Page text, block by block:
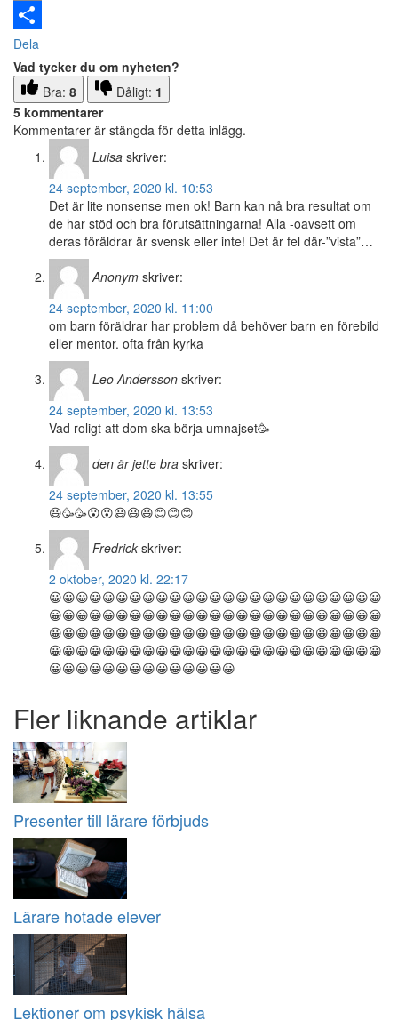
Email
Dela
Vad tycker du om nyheten?
Bra: 8 Dåligt: 1
5 kommentarer
Kommentarer är stängda för detta inlägg.
Luisa skriver:
24 september, 2020 kl. 10:53
Det är lite nonsense men ok! Barn kan nå bra resultat om
de har stöd och bra förutsättningarna! Alla -oavsett om
deras föräldrar är svensk eller inte! Det är fel där-”vista”…
Anonym skriver:
24 september, 2020 kl. 11:00
om barn föräldrar har problem då behöver barn en förebild
eller mentor. ofta från kyrka
Leo Andersson skriver:
24 september, 2020 kl. 13:53
Vad roligt att dom ska börja umnajset🥳
den är jette bra skriver:
24 september, 2020 kl. 13:55
😃🥳🥳😮😮😃😃😃😊😊😊
Fredrick skriver:
2 oktober, 2020 kl. 22:17
😀😀😀😀😀😀😀😀😀😀😀😀😀😀😀😀😀😀😀😀😀😀😀😀😀
😀😀😀😀😀😀😀😀😀😀😀😀😀😀😀😀😀😀😀😀😀😀😀😀😀
😀😀😀😀😀😀😀😀😀😀😀😀😀😀😀😀😀😀😀😀😀😀😀😀😀
😀😀😀😀😀😀😀😀😀😀😀😀😀😀😀😀😀😀😀😀😀😀😀😀😀
😀😀😀😀😀😀😀😀😀😀😀😀😀😀
Fler liknande artiklar
Presenter till lärare förbjuds
Lärare hotade elever
Lektioner om psykisk hälsa